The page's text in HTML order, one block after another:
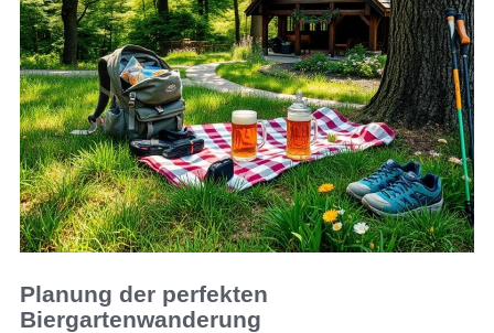
Planung der perfekten
Biergartenwanderung